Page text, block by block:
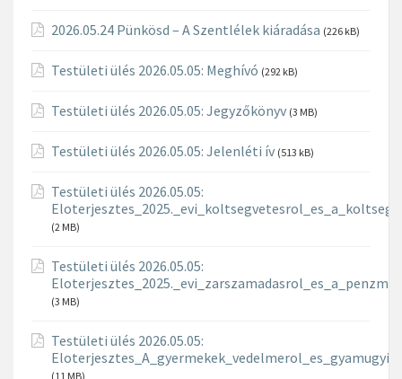
2026.05.24 Pünkösd – A Szentlélek kiáradása (226 kB)
Testületi ülés 2026.05.05: Meghívó (292 kB)
Testületi ülés 2026.05.05: Jegyzőkönyv (3 MB)
Testületi ülés 2026.05.05: Jelenléti ív (513 kB)
Testületi ülés 2026.05.05:
(2 MB)
Testületi ülés 2026.05.05:
(3 MB)
Testületi ülés 2026.05.05:
(11 MB)